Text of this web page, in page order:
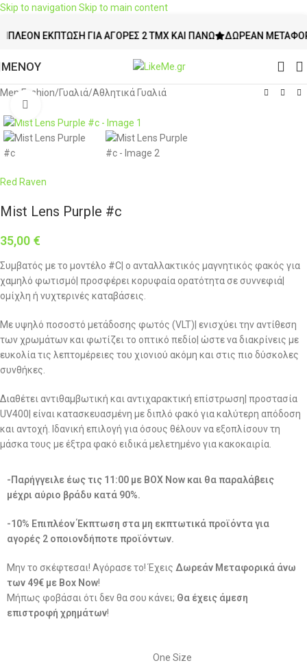
Skip to navigation Skip to main content
ΈΚΠΤΩΣΗ ΓΙΑ ΑΓΟΡΈΣ 2 ΤΜΧ ΚΑΙ ΠΆΝΩ ΔΩΡΕΆΝ ΜΕΤΑΦΟΡΙΚΆ
ΜΕΝΟΥ
Men Fashion/Γυαλιά/Αθλητικά Γυαλιά
Red Raven
Mist Lens Purple #c
35,00 €
Συμβατός με το μοντέλο #C| ο ανταλλακτικός μαγνητικός φακός για
χαμηλό φωτισμό| προσφέρει κορυφαία ορατότητα σε συννεφιά|
ομίχλη ή νυχτερινές καταβάσεις.
Με υψηλό ποσοστό μετάδοσης φωτός (VLT)| ενισχύει την αντίθεση
των χρωμάτων και φωτίζει το οπτικό πεδίο| ώστε να διακρίνεις με
ευκολία τις λεπτομέρειες του χιονιού ακόμη και στις πιο δύσκολες
συνθήκες.
Διαθέτει αντιθαμβωτική και αντιχαρακτική επίστρωση| προστασία
UV400| είναι κατασκευασμένη με διπλό φακό για καλύτερη απόδοση
και αντοχή. Ιδανική επιλογή για όσους θέλουν να εξοπλίσουν τη
μάσκα τους με έξτρα φακό ειδικά μελετημένο για κακοκαιρία.
-Παρήγγειλε έως τις 11:00 με BOX Now και θα παραλάβεις
μέχρι αύριο βράδυ κατά 90%.
-10% Επιπλέον Έκπτωση στα μη εκπτωτικά προϊόντα για
αγορές 2 οποιονδήποτε προϊόντων.
Μην το σκέφτεσαι! Αγόρασε το! Έχεις Δωρεάν Μεταφορικά άνω
των 49€ με Box Now!
Μήπως φοβάσαι ότι δεν θα σου κάνει; Θα έχεις άμεση
επιστροφή χρημάτων!
One Size